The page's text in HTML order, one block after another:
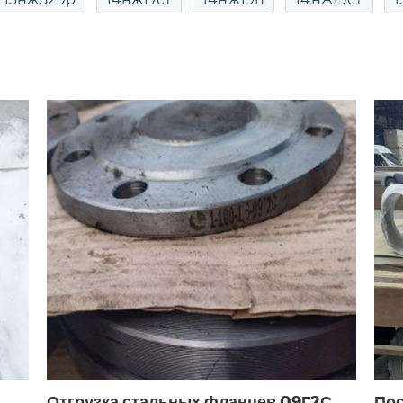
15кч18п ду20 ру16 15кч18п ду25 15кч18п ду25
15кч18п проходной 15кч18п чугунный
15кч19п ду25 ру16 15кч19п ду32
фланцевый 15кч19п чугунный фланцевый
15нж22п 15нж40п 15нж57нж
15нж65нж ду50 15нж65п34 15нж66п
15с13бк 15с13п 15с18нж 15с18нж
ду150 ру40 15с22нж ду20 15с22нж